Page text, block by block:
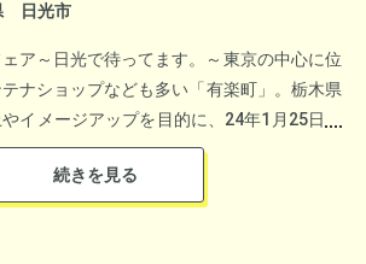
＞
木 梨紗さん・北川 千晴さん
国井 純さん
域の協力を得ながらたくましく 生きる姿が
家康くんに変わり、りんたろー。がアテレ
出にリスナーも喜んでいました。
日光市
ア～日光で待ってます。～東京の中心に位
ナショップなども多い「有楽町」。栃木県
イメージアップを目的に、24年1月25日有
光市の魅力を伝えるイベントを実施しまし
コレートで誘客をはかるプロジェクト
（ちょこっと日光）」を２０２１年から進